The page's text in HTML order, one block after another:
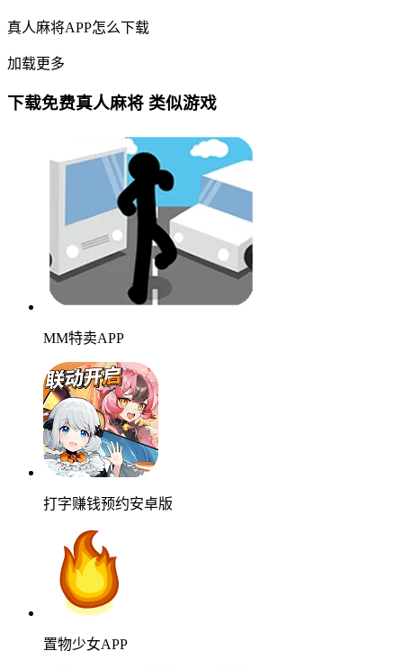
真人麻将APP怎么下载
加载更多
下载免费真人麻将 类似游戏
MM特卖APP
打字赚钱预约安卓版
置物少女APP